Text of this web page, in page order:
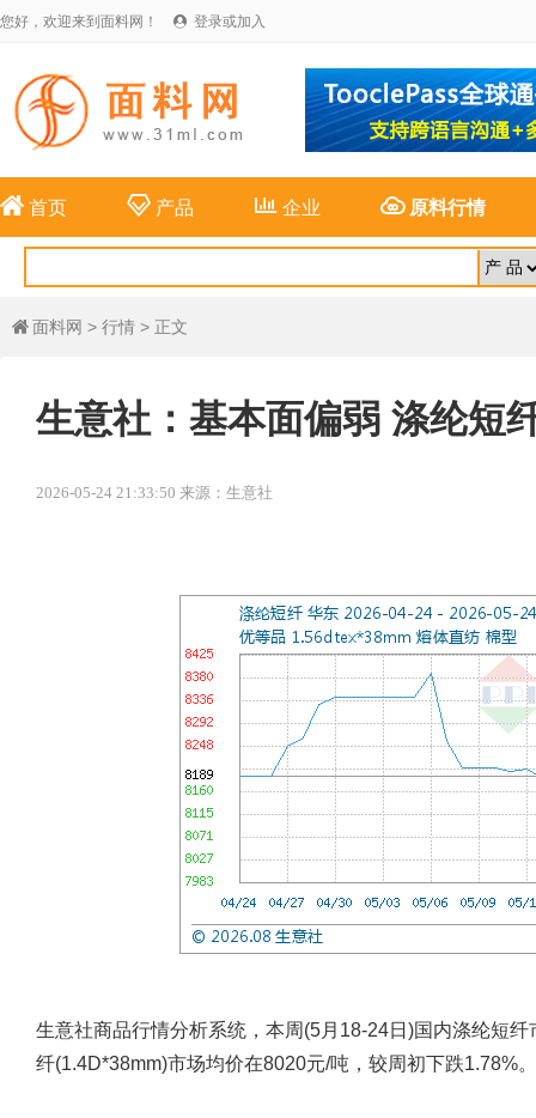
您好，欢迎来到面料网！  登录或加入
 首页 产品 企业 原料行情
 面料网 > 行情 > 正文
生意社：基本面偏弱 涤纶短
2026-05-24 21:33:50 来源：生意社
生意社商品行情分析系统，本周(5月18-24日)国内涤纶短
纤(1.4D*38mm)市场均价在8020元/吨，较周初下跌1.78%。